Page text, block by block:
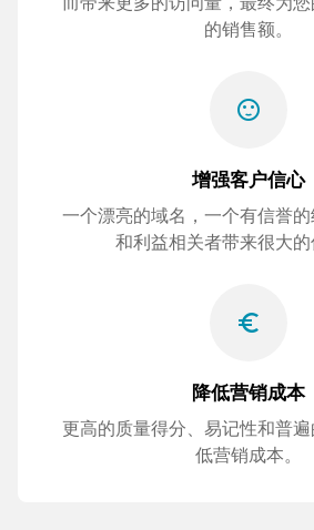
的销售额。
sentiment_satisfied
增强客户信心
一个漂亮的域名，一个有信誉
和利益相关者带来很大的
euro_symbol
降低营销成本
更高的质量得分、易记性和普
低营销成本。